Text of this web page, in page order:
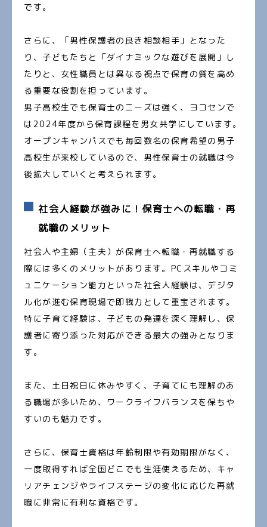
です。
さらに、「男性保護者の良き相談相手」となった
り、子どもたちと「ダイナミックな遊びを展開」し
たりと、女性職員とは異なる視点で保育の質を高め
る重要な役割を担っています。
男子高校生でも保育士のニーズは強く、ヨコセンで
は2024年度から保育課程を男女共学にしています。
オープンキャンパスでも毎回数名の保育希望の男子
高校生が来校しているので、男性保育士の就職は今
後拡大していくと考えられます。
社会人経験が強みに！保育士への転職・再
就職のメリット
社会人や主婦（主夫）が保育士へ転職・再就職する
際には多くのメリットがあります。PCスキルやコミ
ュニケーション能力といった社会人経験は、デジタ
ル化が進む保育現場で即戦力として重宝されます。
特に子育て経験は、子どもの発達を深く理解し、保
護者に寄り添った対応ができる最大の強みとなりま
す。
また、土日祝日に休みやすく、子育てにも理解のあ
る職場が多いため、ワークライフバランスを保ちや
すいのも魅力です。
さらに、保育士資格は年齢制限や有効期限がなく、
一度取得すれば全国どこでも生涯使えるため、キャ
リアチェンジやライフステージの変化に応じた再就
職に非常に有利な資格です。